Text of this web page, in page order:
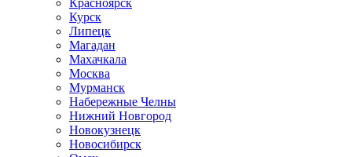
Красноярск
Курск
Липецк
Магадан
Махачкала
Москва
Мурманск
Набережные Челны
Нижний Новгород
Новокузнецк
Новосибирск